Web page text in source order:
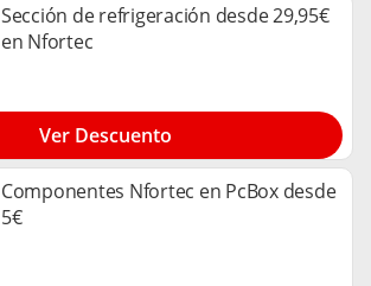
Sección de refrigeración desde 29,95€
en Nfortec
Ver Descuento
Componentes Nfortec en PcBox desde
5€